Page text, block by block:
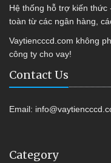
Hệ thống hỗ trợ kiến thức
toàn từ các ngân hàng,
Vaytiencccd.com không
công ty cho vay!
Contact Us
Email:
Category